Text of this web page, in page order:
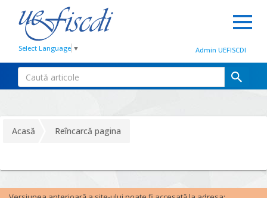
Select Language ▼ Admin UEFISCDI
Acasă Reîncarcă pagina